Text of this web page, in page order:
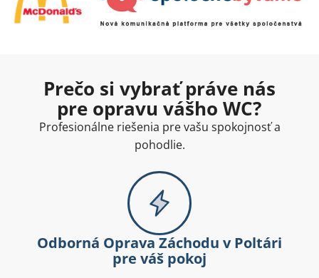
Prečo si vybrať práve nás
pre opravu vášho WC?
Profesionálne riešenia pre vašu spokojnosť a
pohodlie.
Odborná Oprava Záchodu v Poltári
pre váš pokoj